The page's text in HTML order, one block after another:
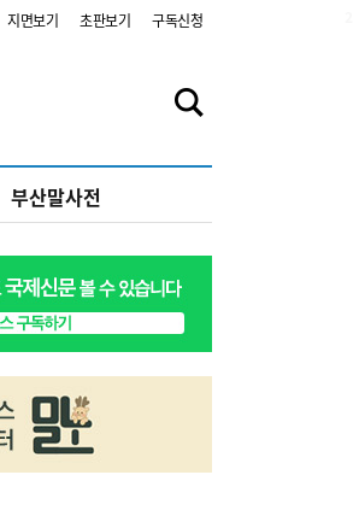
지면보기 초판보기 구독신청
부산말사전